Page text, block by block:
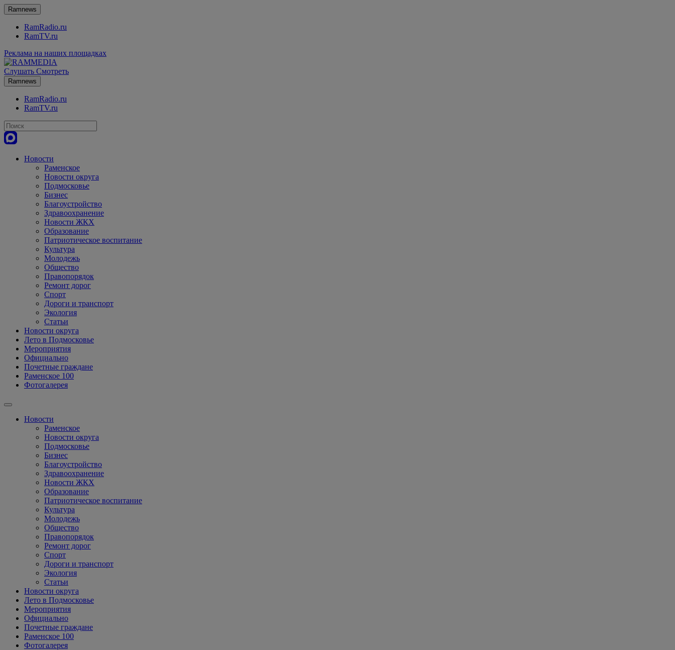
Ramnews
RamRadio.ru
RamTV.ru
Реклама на наших площадках
Слушать Смотреть
Ramnews
RamRadio.ru
RamTV.ru
Новости
Раменское
Новости округа
Подмосковье
Бизнес
Благоустройство
Здравоохранение
Новости ЖКХ
Образование
Патриотическое воспитание
Культура
Молодежь
Общество
Правопорядок
Ремонт дорог
Спорт
Дороги и транспорт
Экология
Статьи
Новости округа
Лето в Подмосковье
Мероприятия
Официально
Почетные граждане
Раменское 100
Фотогалерея
Новости
Раменское
Новости округа
Подмосковье
Бизнес
Благоустройство
Здравоохранение
Новости ЖКХ
Образование
Патриотическое воспитание
Культура
Молодежь
Общество
Правопорядок
Ремонт дорог
Спорт
Дороги и транспорт
Экология
Статьи
Новости округа
Лето в Подмосковье
Мероприятия
Официально
Почетные граждане
Раменское 100
Фотогалерея